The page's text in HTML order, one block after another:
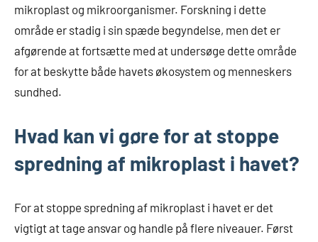
mikroplast og mikroorganismer. Forskning i dette
område er stadig i sin spæde begyndelse, men det er
afgørende at fortsætte med at undersøge dette område
for at beskytte både havets økosystem og menneskers
sundhed.
Hvad kan vi gøre for at stoppe
spredning af mikroplast i havet?
For at stoppe spredning af mikroplast i havet er det
vigtigt at tage ansvar og handle på flere niveauer. Først